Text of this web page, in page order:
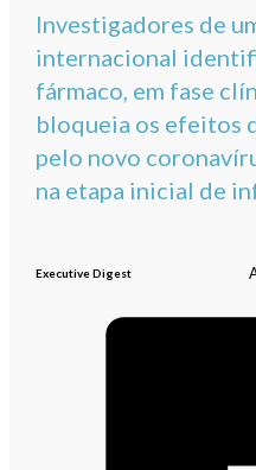
Investigadores de
internacional
fármaco, em fase
bloqueia os efeitos
pelo novo
na etapa inicial de
Executive Digest